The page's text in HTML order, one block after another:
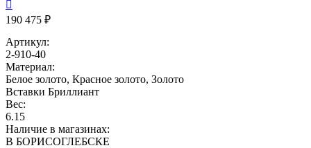

190 475 ₽
Артикул:
2-910-40
Материал:
Белое золото, Красное золото, Золото
Вставки Бриллиант
Вес:
6.15
Наличие в магазинах:
В БОРИСОГЛЕБСКЕ